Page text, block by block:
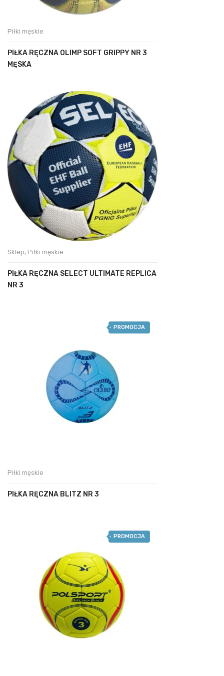
Piłki męskie
PIŁKA RĘCZNA OLIMP SOFT GRIPPY NR 3
MĘSKA
Sklep, Piłki męskie
PIŁKA RĘCZNA SELECT ULTIMATE REPLICA
NR 3
PROMOCJA
Piłki męskie
PIŁKA RĘCZNA BLITZ NR 3
PROMOCJA